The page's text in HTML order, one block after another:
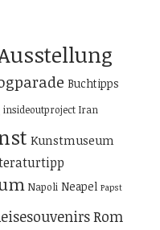
Buchtipps
insideoutproject Iran
Kunstmuseum
Napoli Neapel Papst
Rom